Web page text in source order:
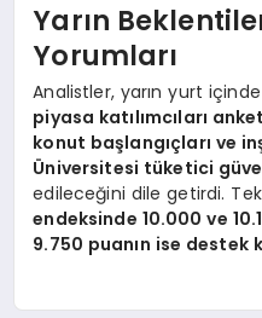
Yarın
Yorumları
Analistler, yarın yurt içinde
piyasa katılımcıları
konut başlangıçları ve
Üniversitesi tüketici
edileceğini dile getirdi.
endeksinde 10.000 ve
9.750 puanın ise destek